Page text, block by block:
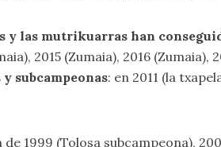
y las mutrikuarras han
2015 (Zumaia), 2016
subcampeonas: en 2011 (la
de 1999 (Tolosa subcampeona),